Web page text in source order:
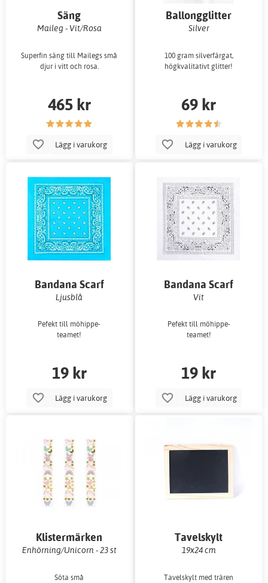
Säng
Maileg - Vit/Rosa
Superfin säng till Mailegs små
djur i vitt och rosa.
465 kr
Lägg i varukorg
Ballongglitter
Silver
100 gram silverfärgat,
högkvalitativt glitter!
69 kr
Lägg i varukorg
Bandana Scarf
Ljusblå
Pefekt till möhippe-
teamet!
19 kr
Lägg i varukorg
Bandana Scarf
Vit
Pefekt till möhippe-
teamet!
19 kr
Lägg i varukorg
Klistermärken
Enhörning/Unicorn - 23 st
Söta små
Tavelskylt
19x24 cm
Tavelskylt med trären